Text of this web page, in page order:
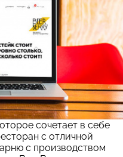
сочетает в себе
с отличной
с производством